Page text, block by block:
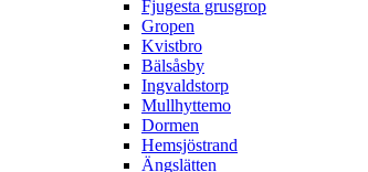
Fjugesta grusgrop
Gropen
Kvistbro
Bälsåsby
Ingvaldstorp
Mullhyttemo
Dormen
Hemsjöstrand
Ängslätten